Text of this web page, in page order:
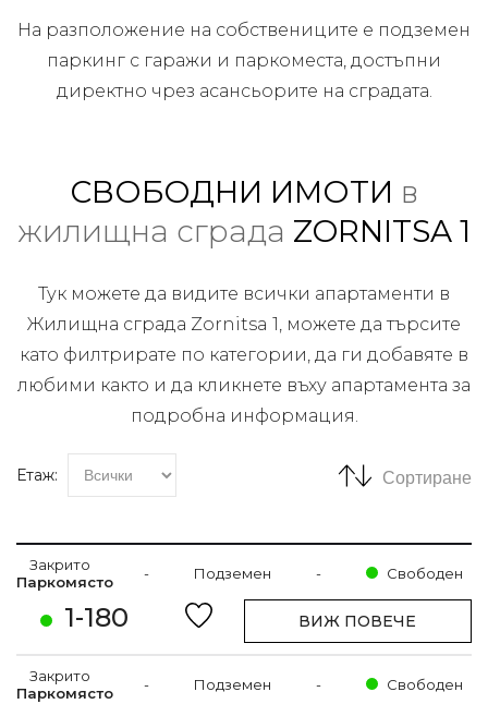
На разположение на собствениците е подземен
паркинг с гаражи и паркоместа, достъпни
директно чрез асансьорите на сградата.
СВОБОДНИ ИМОТИ в
жилищна сграда ZORNITSA 1
Тук можете да видите всички апартаменти в
Жилищна сграда Zornitsa 1, можете да търсите
като филтрирате по категории, да ги добавяте в
любими както и да кликнете въху апартамента за
подробна информация.
Етаж: Сортиране
1-180
Закрито
Паркомясто
- Подземен - Свободен
ВИЖ ПОВЕЧЕ
Закрито
Паркомясто
- Подземен - Свободен